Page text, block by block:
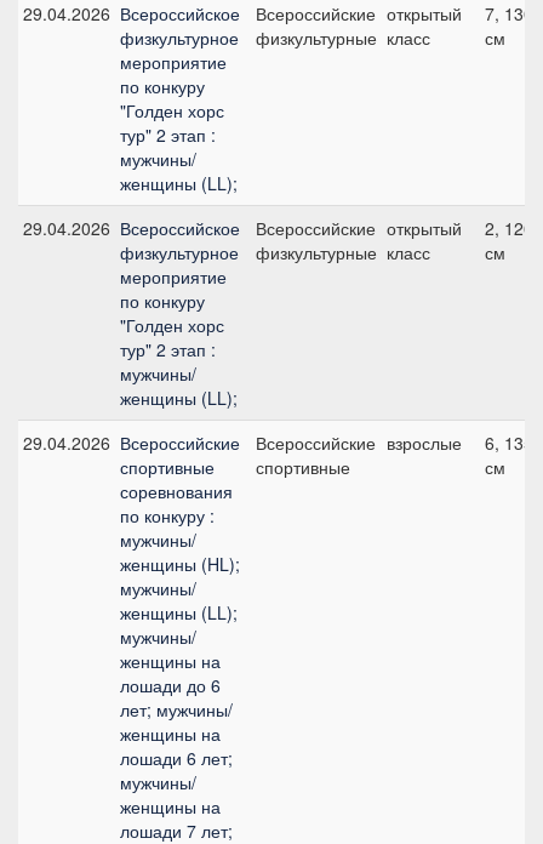
29.04.2026 Всероссийское
физкультурное
мероприятие
по конкуру
"Голден хорс
тур" 2 этап :
мужчины/
женщины (LL);
Всероссийские
физкультурные
открытый
класс
7, 130
см
29.04.2026 Всероссийское
физкультурное
мероприятие
по конкуру
"Голден хорс
тур" 2 этап :
мужчины/
женщины (LL);
Всероссийские
физкультурные
открытый
класс
2, 120
см
29.04.2026 Всероссийские
спортивные
соревнования
по конкуру :
мужчины/
женщины (HL);
мужчины/
женщины (LL);
мужчины/
женщины на
лошади до 6
лет; мужчины/
женщины на
лошади 6 лет;
мужчины/
женщины на
лошади 7 лет;
Всероссийские
спортивные
взрослые
6, 135
см